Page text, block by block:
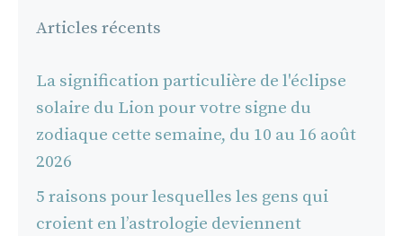
Articles récents
La signification particulière de l'éclipse
solaire du Lion pour votre signe du
zodiaque cette semaine, du 10 au 16 août
2026
5 raisons pour lesquelles les gens qui
croient en l’astrologie deviennent